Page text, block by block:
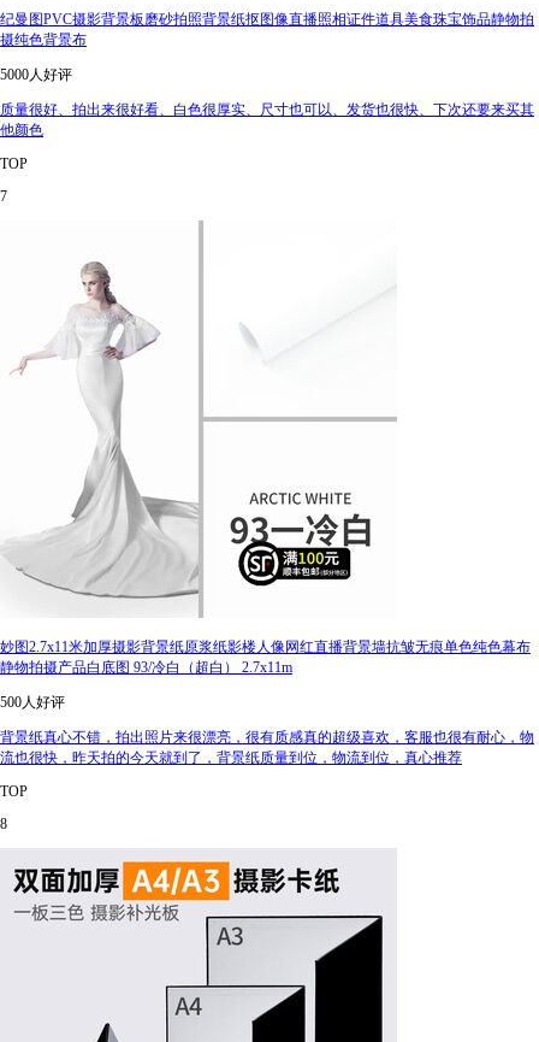
纪曼图PVC摄影背景板磨砂拍照背景纸抠图像直播照相证件道具美食珠宝饰品静物拍
摄纯色背景布
5000人好评
质量很好、拍出来很好看、白色很厚实、尺寸也可以、发货也很快、下次还要来买其
他颜色
TOP
7
妙图2.7x11米加厚摄影背景纸原浆纸影楼人像网红直播背景墙抗皱无痕单色纯色幕布
静物拍摄产品白底图 93/冷白（超白） 2.7x11m
500人好评
背景纸真心不错，拍出照片来很漂亮，很有质感真的超级喜欢，客服也很有耐心，物
流也很快，昨天拍的今天就到了，背景纸质量到位，物流到位，真心推荐
TOP
8